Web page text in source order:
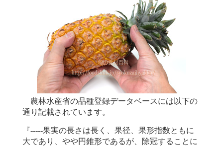
農林水産省の品種登録データベースには以下の
通り記載されています。
『-----果実の長さは長く、果径、果形指数ともに
大であり、やや円錐形であるが、除冠することに